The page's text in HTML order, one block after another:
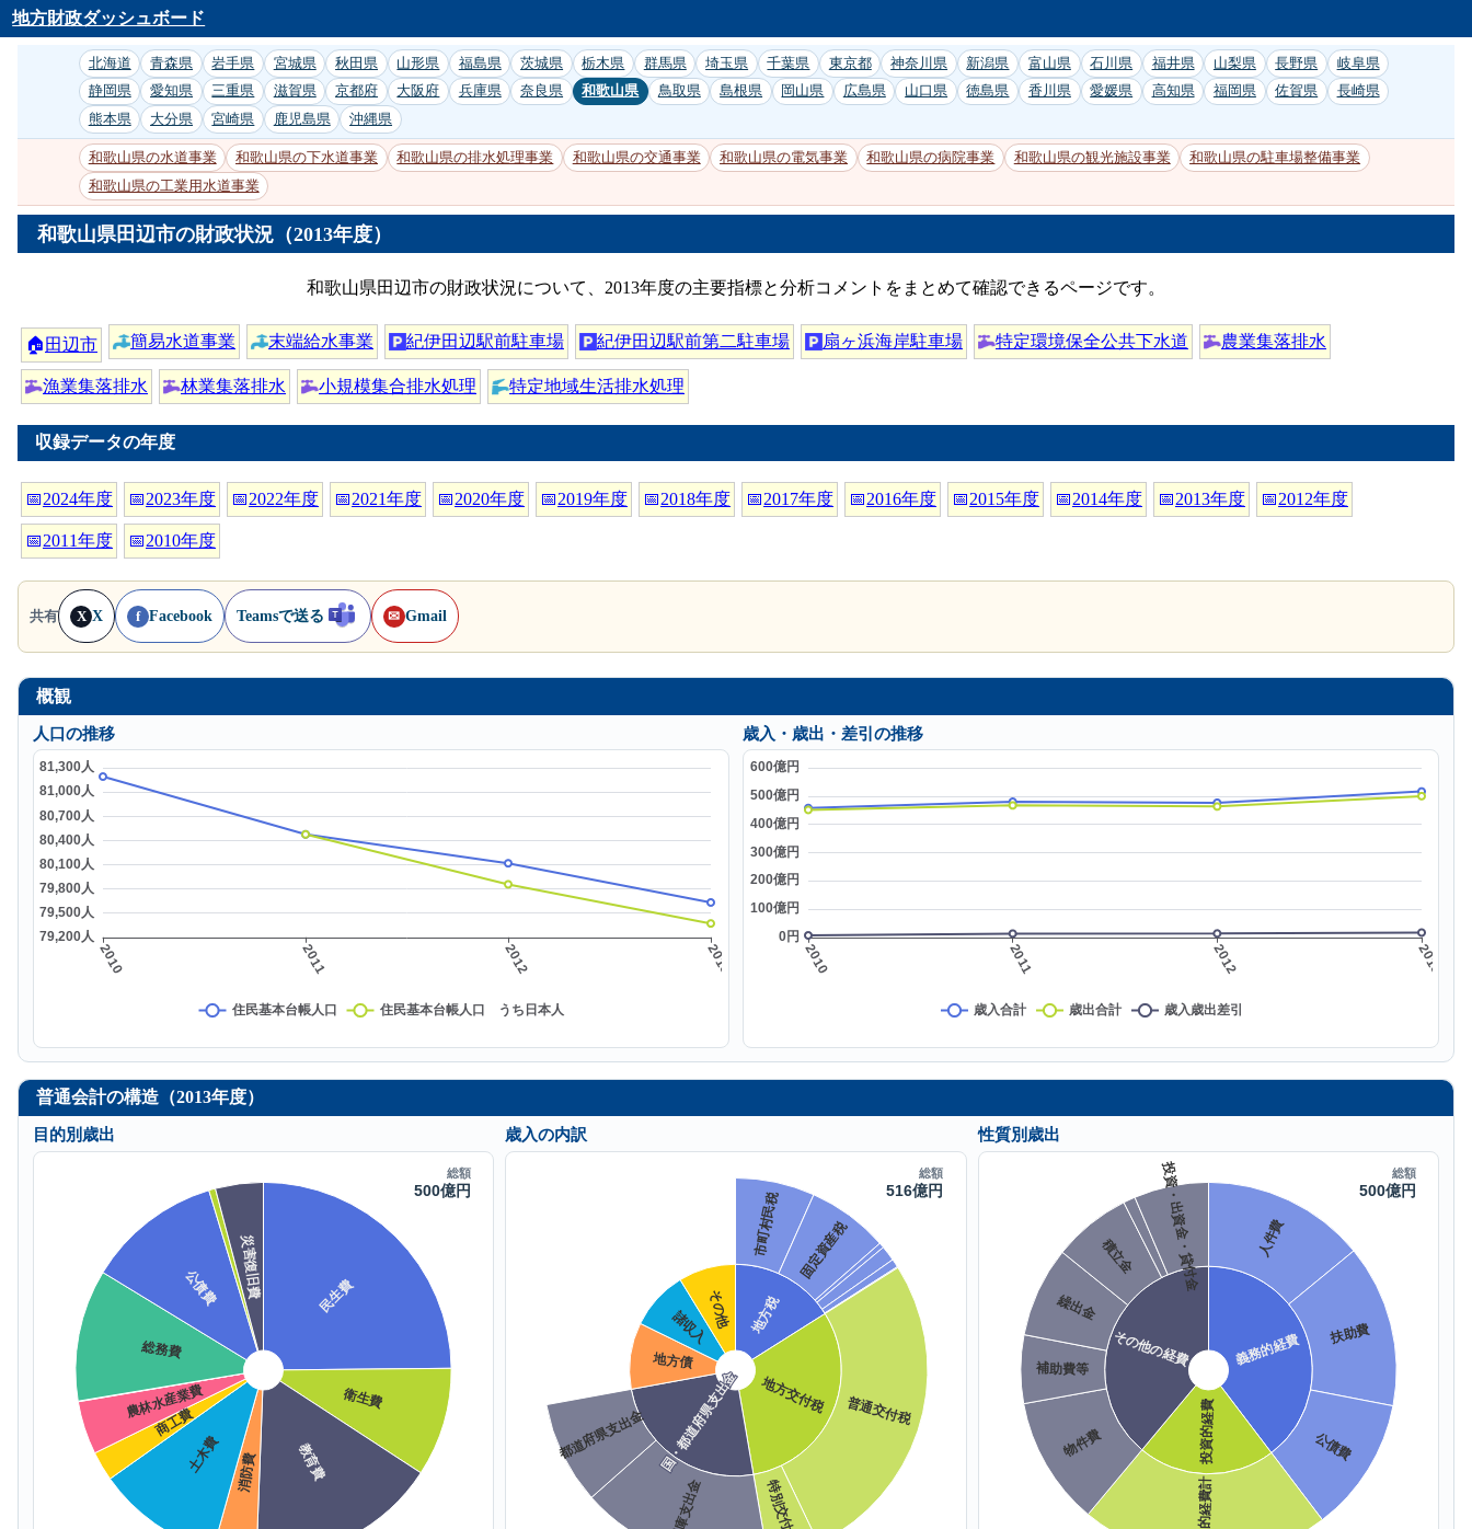
地方財政ダッシュボード
北海道 青森県 岩手県 宮城県 秋田県 山形県 福島県 茨城県 栃木県 群馬県 埼玉県 千葉県 東京都 神奈川県 新潟県 富山県 石川県 福井県 山梨県 長野県
岐阜県
静岡県
愛知県 三重県 滋賀県 京都府 大阪府 兵庫県 奈良県 和歌山県 鳥取県 島根県 岡山県 広島県 山口県 徳島県 香川県 愛媛県 高知県 福岡県 佐賀県
長崎県
熊本県
大分県 宮崎県 鹿児島県 沖縄県
和歌山県の水道事業 和歌山県の下水道事業 和歌山県の排水処理事業 和歌山県の交通事業 和歌山県の電気事業 和歌山県の病院事業 和歌山県の観光施設事業
和歌山県の駐車場整備事業
和歌山県の工業用水道事業
和歌山県田辺市の財政状況（2013年度）
和歌山県田辺市の財政状況について、2013年度の主要指標と分析コメントをまとめて確認できるページです。
🏠 田辺市 簡易水道事業 末端給水事業 紀伊田辺駅前駐車場 紀伊田辺駅前第二駐車場 扇ヶ浜海岸駐車場 特定環境保全公共下水道 農業集落排水
漁業集落排水 林業集落排水 小規模集合排水処理 特定地域生活排水処理
収録データの年度
📅2024年度 📅2023年度 📅2022年度 📅2021年度 📅2020年度 📅2019年度 📅2018年度 📅2017年度 📅2016年度 📅2015年度 📅2014年度 📅2013年度 📅2012年度
📅2011年度 📅2010年度
共有 X X f Facebook Teamsで送る ✉ Gmail
概観
人口の推移
歳入・歳出・差引の推移
普通会計の構造（2013年度）
目的別歳出
歳入の内訳 性質別歳出